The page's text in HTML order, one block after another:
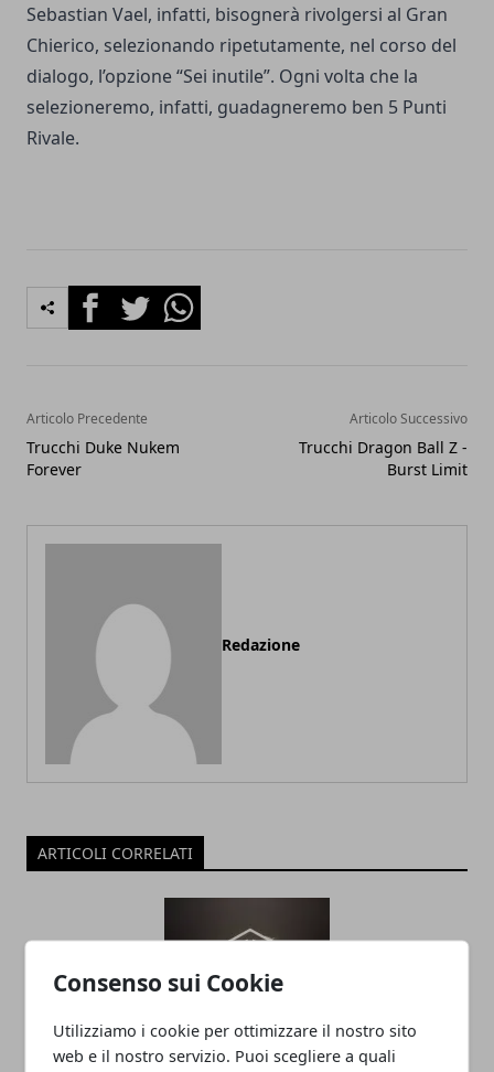
Consenso sui Cookie
Utilizziamo i cookie per ottimizzare il nostro sito
web e il nostro servizio. Puoi scegliere a quali
Sebastian Vael, infatti, bisognerà rivolgersi al Gran
Chierico, selezionando ripetutamente, nel corso del
dialogo, l’opzione “Sei inutile”. Ogni volta che la
selezioneremo, infatti, guadagneremo ben 5 Punti
Rivale.
FacebookTwitterWhatsapp
Articolo Precedente
Trucchi Duke Nukem
Forever
Articolo Successivo
Trucchi Dragon Ball Z -
Burst Limit
Redazione
ARTICOLI CORRELATI